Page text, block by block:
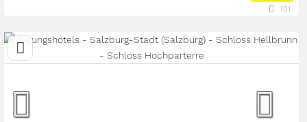
Art der Location: Seminarhotel
Tagungsstätte
Seminarteilnehmer:
101